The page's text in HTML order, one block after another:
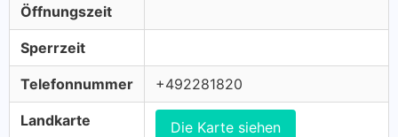
Öffnungszeit
Sperrzeit
Telefonnummer +492281820
Landkarte Die Karte siehen